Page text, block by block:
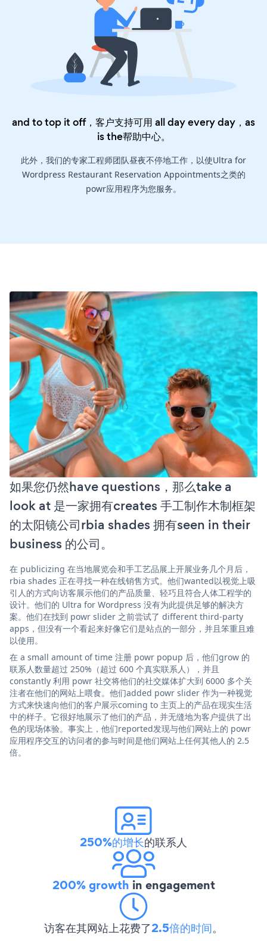
and to top it off，客户支持可用 all day every day，as
is the帮助中心。
此外，我们的专家工程师团队昼夜不停地工作，以使Ultra for
Wordpress Restaurant Reservation Appointments之类的
powr应用程序为您服务。
如果您仍然have questions，那么take a
look at 是一家拥有creates 手工制作木制框架
的太阳镜公司rbia shades 拥有seen in their
business 的公司。
在 publicizing 在当地展览会和手工艺品展上开展业务几个月后，
rbia shades 正在寻找一种在线销售方式。他们wanted以视觉上吸
引人的方式向访客展示他们的产品质量、轻巧且符合人体工程学的
设计。他们的 Ultra for Wordpress 没有为此提供足够的解决方
案。他们在找到 powr slider 之前尝试了 different third-party
apps，但没有一个看起来好像它们是站点的一部分，并且笨重且难
以使用。
在 a small amount of time 注册 powr popup 后，他们grow 的
联系人数量超过 250%（超过 600 个真实联系人），并且
constantly 利用 powr 社交将他们的社交媒体扩大到 6000 多个关
注者在他们的网站上喂食。他们added powr slider 作为一种视觉
方式来快速向他们的客户展示coming to 主页上的产品在现实生活
中的样子。它很好地展示了他们的产品，并无缝地为客户提供了出
色的现场体验。事实上，他们reported发现与他们网站上的 powr
应用程序交互的访问者的参与时间是他们网站上任何其他人的 2.5
倍。
250%的增长的联系人
200% growth in engagement
访客在其网站上花费了2.5倍的时间。